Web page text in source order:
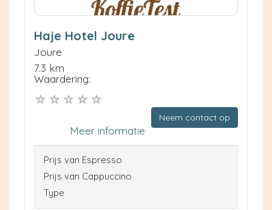
Haje Hotel Joure
Joure
7.3 km
Waardering:
Neem contact op
Meer informatie
Prijs van Espresso
Prijs van Cappuccino
Type